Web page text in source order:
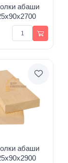
абаши
абаши